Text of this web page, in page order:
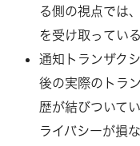
る側の視点では
を受け取ってい
通知トランザク
後の実際のトラ
歴が結びついて
ライバシーが損